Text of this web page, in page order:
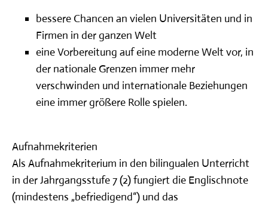
bessere Chancen an vielen Universitäten und in
Firmen in der ganzen Welt
eine Vorbereitung auf eine moderne Welt vor, in
der nationale Grenzen immer mehr
verschwinden und internationale Beziehungen
eine immer größere Rolle spielen.
Aufnahmekriterien
Als Aufnahmekriterium in den bilingualen Unterricht
in der Jahrgangsstufe 7 (2) fungiert die Englischnote
(mindestens „befriedigend“) und das